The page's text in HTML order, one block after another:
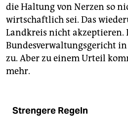
die Haltung von Nerzen so
wirtschaftlich sei. Das
Landkreis nicht akzeptieren.
Bundesverwaltungsgericht
zu. Aber zu einem Urteil
mehr.
Strengere Regeln